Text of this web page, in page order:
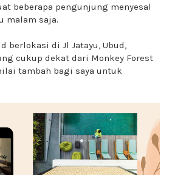
beberapa pengunjung menyesal
malam saja.
berlokasi di Jl Jatayu, Ubud,
cukup dekat dari Monkey Forest
tambah bagi saya untuk